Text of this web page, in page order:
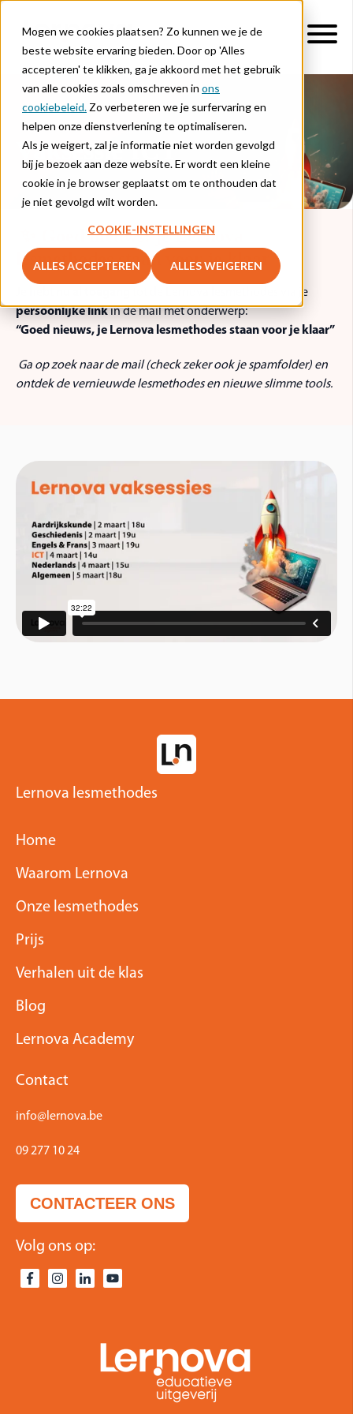
Mogen we cookies plaatsen? Zo kunnen we je de
beste website ervaring bieden. Door op 'Alles
accepteren' te klikken, ga je akkoord met het gebruik
van alle cookies zoals omschreven in ons
cookiebeleid. Zo verbeteren we je surfervaring en
helpen onze dienstverlening te optimaliseren.
Als je weigert, zal je informatie niet worden gevolgd
bij je bezoek aan deze website. Er wordt een kleine
cookie in je browser geplaatst om te onthouden dat
je niet gevolgd wilt worden.
COOKIE-INSTELLINGEN
ALLES ACCEPTEREN ALLES WEIGEREN
Vaksessie ICT
✨ Goed nieuws: je Lernova
lesmethodes staan voor je klaar
tot de Lernova lesmethodes via je
persoonlijke linkin de mail met onderwerp:
“Goed nieuws, je Lernova lesmethodes staan voor je klaar”
Ga op zoek naar de mail (check zeker ook je spamfolder) en
ontdek de vernieuwde lesmethodes en nieuwe slimme tools.
Lernova lesmethodes
Home
Waarom Lernova
Onze lesmethodes
Prijs
Verhalen uit de klas
Blog
Lernova Academy
Contact
info@lernova.be
09 277 10 24
CONTACTEER ONS
Volg ons op: